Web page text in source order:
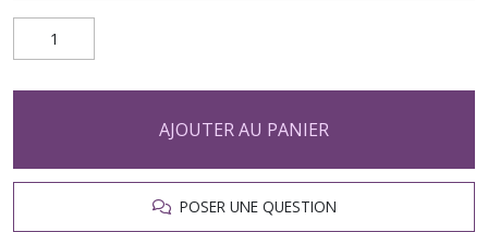
AJOUTER AU PANIER
POSER UNE QUESTION